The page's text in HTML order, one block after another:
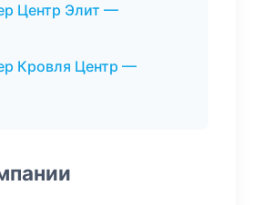
Центр Элит —
Кровля Центр —